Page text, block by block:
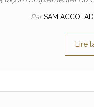
ParSAM
Lire